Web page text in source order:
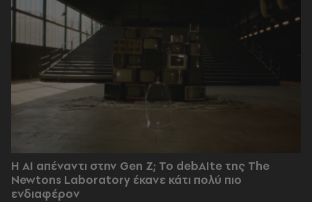
Η AI απέναντι στην Gen Z; Το debAIte της The
Newtons Laboratory έκανε κάτι πολύ πιο
ενδιαφέρον